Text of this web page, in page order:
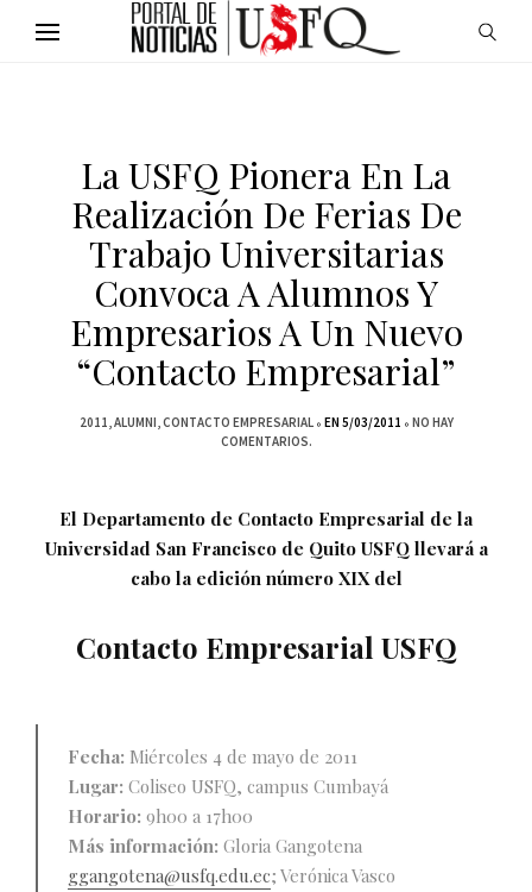
La USFQ Pionera En La
Realización De Ferias De
Trabajo Universitarias
Convoca A Alumnos Y
Empresarios A Un Nuevo
“Contacto Empresarial”
2011 ALUMNI CONTACTO EMPRESARIAL EN 5/03/2011
NO HAY
COMENTARIOS.
El Departamento de Contacto Empresarial de la
Universidad San Francisco de Quito USFQ llevará a
cabo la edición número XIX del
Contacto Empresarial USFQ
Fecha: Miércoles 4 de mayo de 2011
Lugar: Coliseo USFQ, campus Cumbayá
Horario: 9h00 a 17h00
Más información: Gloria Gangotena
ggangotena@usfq.edu.ec; Verónica Vasco